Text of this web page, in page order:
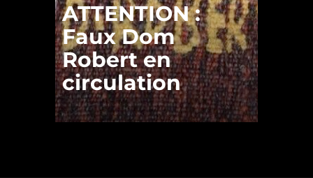
ATTENTION :
Faux Dom
Robert en
circulation